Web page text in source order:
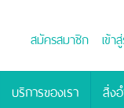
สมัครสมาชิก เข้า
บริการของเรา สิ่ง